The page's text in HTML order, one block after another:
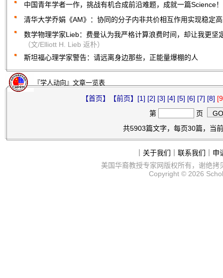
中国青年学者一作，挑战有机合成前沿难题，成就一篇Science！
清华大学乔娟《AM》：协同的分子内非共价相互作用实现稳定
数学物理学家Lieb：费曼认为我严格计算浪费时间，却让我更坚
（文/Elliott H. Lieb 返朴）
斯坦福心理学家警告：请远离身边那些，正能量爆棚的人
『学人动向』文章一览表
【首页】 【前页】 [1] [2] [3] [4] [5] [6] [7] [8]
第
页
共5903篇文字，每页30篇，当
关于我们 联系我们
申
美国华裔教授专家网版权所有，谢绝拷
Copyright © 2026